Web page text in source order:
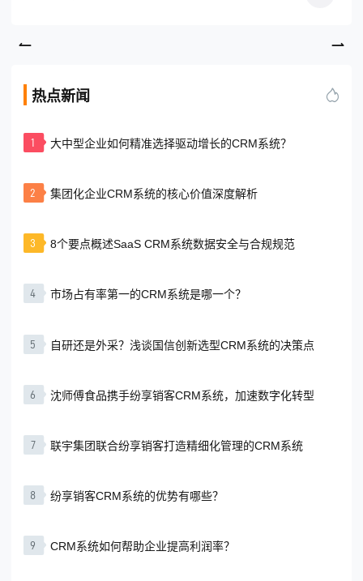
热点新闻
1 大中型企业如何精准选择驱动增长的CRM系统？
2 集团化企业CRM系统的核心价值深度解析
3 8个要点概述SaaS CRM系统数据安全与合规规范
4 市场占有率第一的CRM系统是哪一个？
5 自研还是外采？浅谈国信创新选型CRM系统的决策点
6 沈师傅食品携手纷享销客CRM系统，加速数字化转型
7 联宇集团联合纷享销客打造精细化管理的CRM系统
8 纷享销客CRM系统的优势有哪些？
9 CRM系统如何帮助企业提高利润率？